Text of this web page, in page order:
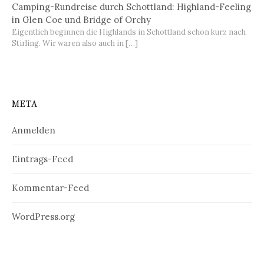
Camping-Rundreise durch Schottland: Highland-Feeling
in Glen Coe und Bridge of Orchy
Eigentlich beginnen die Highlands in Schottland schon kurz nach
Stirling. Wir waren also auch in […]
META
Anmelden
Eintrags-Feed
Kommentar-Feed
WordPress.org